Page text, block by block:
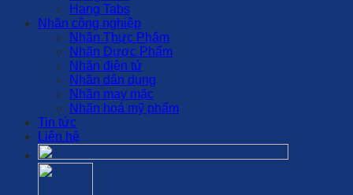
Hang Tabs
Nhãn công nghiệp
Nhãn Thực Phẩm
Nhãn Dược Phẩm
Nhãn điện tử
Nhãn dân dụng
Nhãn may mặc
Nhãn hoá mỹ phẩm
Tin tức
Liên hệ